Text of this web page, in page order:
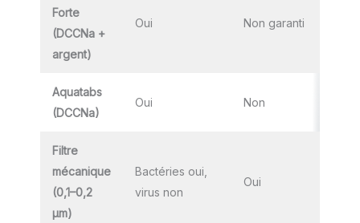
Forte
(DCCNa +
argent)
Oui Non garanti
Aquatabs
(DCCNa)
Oui Non
Filtre
mécanique
(0,1–0,2
µm)
Bactéries oui,
virus non
Oui